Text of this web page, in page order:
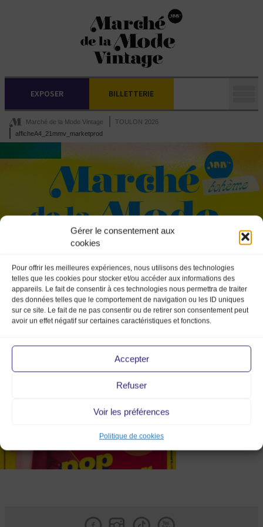
Gérer le consentement aux
cookies
Pour offrir les meilleures expériences, nous utilisons des technologies
telles que les cookies pour stocker et/ou accéder aux informations des
appareils. Le fait de consentir à ces technologies nous permettra de traiter
des données telles que le comportement de navigation ou les ID uniques
sur ce site. Le fait de ne pas consentir ou de retirer son consentement peut
avoir un effet négatif sur certaines caractéristiques et fonctions.
Accepter
Refuser
Voir les préférences
Politique de cookies
EXPOSER BILLETTERIE
Marché de la Mode Vintage
TOULON 2026
afficheA4_21mmv_marketprod
afficheA4_21mmv_marketprod